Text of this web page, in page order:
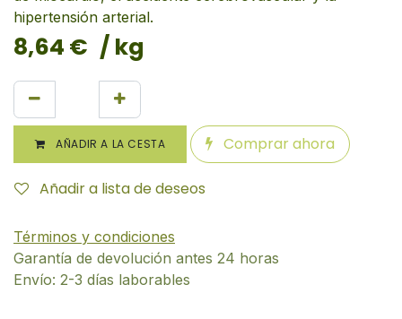
hipertensión arterial.
8,64 € / kg
AÑADIR A LA CESTA Comprar ahora
Añadir a lista de deseos
Términos y condiciones
Garantía de devolución antes 24 horas
Envío: 2-3 días laborables